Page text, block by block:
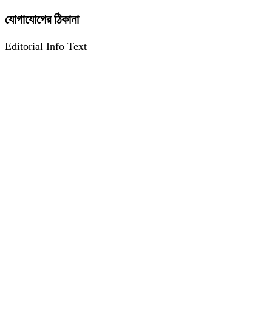
যোগাযোগের ঠিকানা
Editorial Info Text